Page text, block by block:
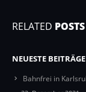
RELATED POSTS
NEUESTE BEITRÄGE
Bahnfrei in